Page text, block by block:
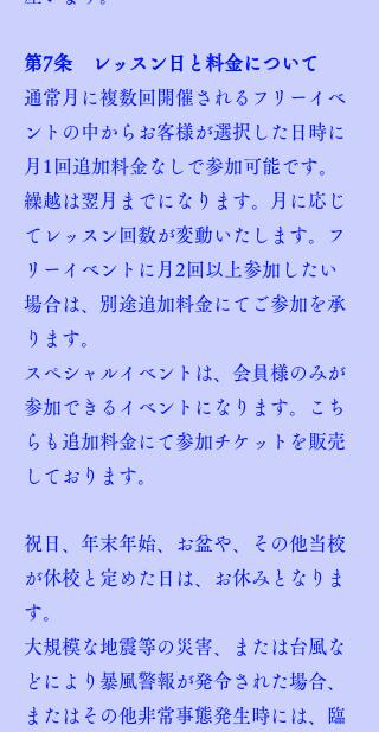
第7条 レッスン日と料金について
通常月に複数回開催されるフリーイベ
ントの中からお客様が選択した日時に
月1回追加料金なしで参加可能です。
繰越は翌月までになります。月に応じ
てレッスン回数が変動いたします。フ
リーイベントに月2回以上参加したい
場合は、別途追加料金にてご参加を承
ります。
スペシャルイベントは、会員様のみが
参加できるイベントになります。こち
らも追加料金にて参加チケットを販売
しております。
祝日、年末年始、お盆や、その他当校
が休校と定めた日は、お休みとなりま
す。
大規模な地震等の災害、または台風な
どにより暴風警報が発令された場合、
またはその他非常事態発生時には、臨